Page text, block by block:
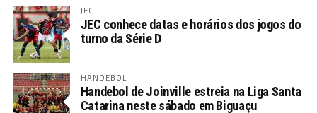
JEC
JEC conhece datas e horários dos jogos do
turno da Série D
HANDEBOL
Handebol de Joinville estreia na Liga Santa
Catarina neste sábado em Biguaçu